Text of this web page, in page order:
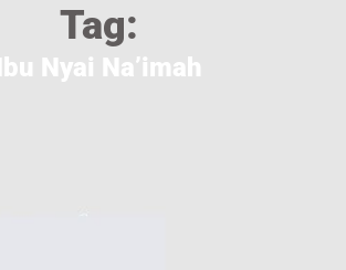
Tag:
Nyai Na’imah